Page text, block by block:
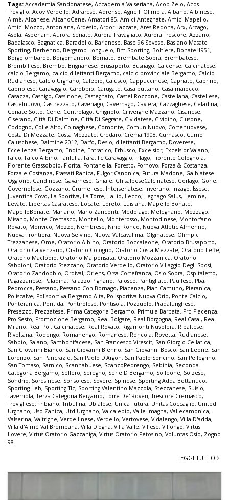
Tags: Accademia Sandonatese, Accademia Valseriana, Acop Zelo, Acos
Treviglio, Acov Verdello, Adrarese, Adrense, Agnelli Olimpia, Albano, Albinese,
Almè, Alzanese, AlzanoCene, Amatori 85, Amici Antegnate, Amici Mapello,
Amici Mozzo, Antoniana, Ardesio, Ardor Lazzate, Ares Redona, Arx, Arzago,
Asola, Asperiam, Aurora Seriate, Aurora Travagliato, Aurora Trescore, Azzano,
Badalasco, Bagnatica, Baradello, Barianese, Base 96 Seveso, Basiano Masate
Sporting, Berbenno, Bergamp Longuelo, Bm Sporting, Boltiere, Bonate 1951,
Borgolombardo, Borgomanero, Bornato, Brembate Sopra, Brembatese,
Brembillese, Brembo, Brignanese, Brusaporto, Busnago, Calcense, Calcinatese,
calcio Bergamo, calcio dilettanti Bergamo, calcio provinciale Bergamo, Calcio
Rudianese, Calcio Urgnano, Calepio, Calusco, Cappuccinese, Capriate, Caprino,
Capriolese, Caravaggio, Carobbio, Carugate, Casalbuttano, Casalmaiocco,
Casazza, Casnigo, Cassinone, Castegnato, Castel Rozzone, Castellana, Castellese,
Castelnuovo, Castrezzato, Cavenago, Cavernago, Cavlera, Cazzaghese, Celadina,
Cenate Sotto, Cene, Centrolago, Chignolo, Ciliverghe Mazzano, Cisanese,
Ciserano, Città Di Dalmine, Città Di Segrate, Cividatese, Cividino, Clusone,
Codogno, Colle Alto, Colnaghese, Comonte, Comun Nuovo, Cortenuovese,
Costa Di Mezzate, Costa Mezzate, Credaro, Crema 1908, Curnasco, Curno
Caluschese, Dalmine 2012, Darfo, Desio, dilettanti Bergamo, Doverese,
Eccellenza Bergamo, Endine, Entratico, Erbusco, Excelsior, Excelsior Vaiano,
Falco, Falco Albino, Fanfulla, Fara, Fc Caravaggio, Filago, Fiorente Colognola,
Fiorente Grassobbio, Fiorita, Fontanella, Foresto, Fornovo, Forza & Costanza,
Forza e Costanza, Frassati Ranica, Fulgor Canonica, Futura Madone, Galbiatese
Oggiono, Gandinese, Gavarnese, Ghiaie, GhisalbeseCalcinatese, Gorlago, Gorle,
Governolese, Gozzano, Grumellese, Interseriatese, Inveruno, Inzago, Issese,
Juventina Covo, La Sportiva, La Torre, Lallio, Lecco, Legnago Salus, Lemine,
Levate, Libertas Casiratese, Locate, Loreto, Luisiana, Mapello Bonate,
MapelloBonate, Mariano, Mario Zanconti, Medolago, Melegnano, Mezzago,
Misano, Monte Cremasco, Montello, Monterosso, Montodinese, Montorfano
Rovato, Monvico, Mozzo, Nembrese, Nino Ronco, Nuova Atletic Almenno,
Nuova Frontiera, Nuova Selvino, Nuova Valcavallina, Olginatese, Olimpic
Trezzanese, Ome, Oratorio Albino, Oratorio Boccaleone, Oratorio Brusaporto,
Oratorio Calvenzano, Oratorio Cologno, Oratorio Costa Mezzate, Oratorio Leffe,
Oratorio Maclodio, Oratorio Malpensata, Oratorio Mozzanica, Oratorio
Sabbioni, Oratorio Stezzano, Oratorio Verdello, Oratorio Villaggio Degli Sposi,
Oratorio Zandobbio, Ordival, Oriens, Orsa Cortefranca, Osio Sopra, Ospitaletto,
Pagazzanese, Paladina, Palazzo Pignano, Palosco, Pantigliate, Paullese, Pba,
Pedrocca, Pessano, Pessano Con Bornago, Piacenza, Pian Camuno, Pieranica,
Poliscalve, Polisportiva Bergamo Alta, Polisportiva Nuova Orio, Ponte Calcio,
Ponteranica, Pontida, Pontirolese, Pontisola, Pozzuolo, Pradalunghese,
Presezzo, Prezzatese, Prima Categoria Bergamo, Primula Barbata, Pro Piacenza,
Pro Sesto, Promozione Bergamo, Real Bolgare, Real Borgogna, Real Casal, Real
Milano, Real Pol. Calcinatese, Real Rovato, Rigamonti Nuvolera, Ripaltese,
Rivoltana, Rodengo, Romanengo, Romanese, Roncola, Rovetta, Rudianese,
Sabbio, Saiano, Sambonifacese, San Francesco Virescit, San Giorgio Cellatica,
San Giovanni Bianco, San Giovanni Bienno, San Giovanni Bosco, San Leone, San
Lorenzo, San Pancrazio, San Paolo D'Argon, San Paolo Soncino, San Pellegrino,
San Tomaso, Sarnico, Scannabuese, ScanzoPedrengo, Sebinia, Seconda
Categoria Bergamo, Sellero, Seregno, Serie D Bergamo, Solleone, Solzese,
Sondrio, Soresinese, Sorisolese, Sovere, Spinese, Sporting Adda Bottanuco,
Sporting Leb, Sporting Tlc, Sporting Valentino Mazzola, Stezzanese, Suisio,
Tavernola,Terza Categoria Bergamo,Torre De' Roveri,Trescore Cremasco,
Trevigliese,Tribiano,Tribulina, Ubialese, Unica Futura, Unitas Coccaglio, United
Urgnano, Uso Zanica, Utd Urgnano, Valcalepio, Valle Imagna, Vallecamonica,
Valserina, Valtrighe, Verdellinese, Verdello, Vertovese, Vidalengo, Villa D'adda,
Villa d'Almè Val Brembana, Villa D'ogna, Villa Valle, Villese, Villongo, Virtus
Lovere, Virtus Oratorio Gazzaniga, Virtus Oratorio Petosino, Voluntas Osio, Zogno
98
LEGGI TUTTO